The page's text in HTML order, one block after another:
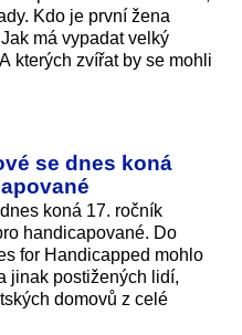
Kdo je první žena
má vypadat velký
kterých zvířat by se mohli
se dnes koná
koná 17. ročník
handicapované. Do
for Handicapped mohlo
jinak postižených lidí,
domovů z celé